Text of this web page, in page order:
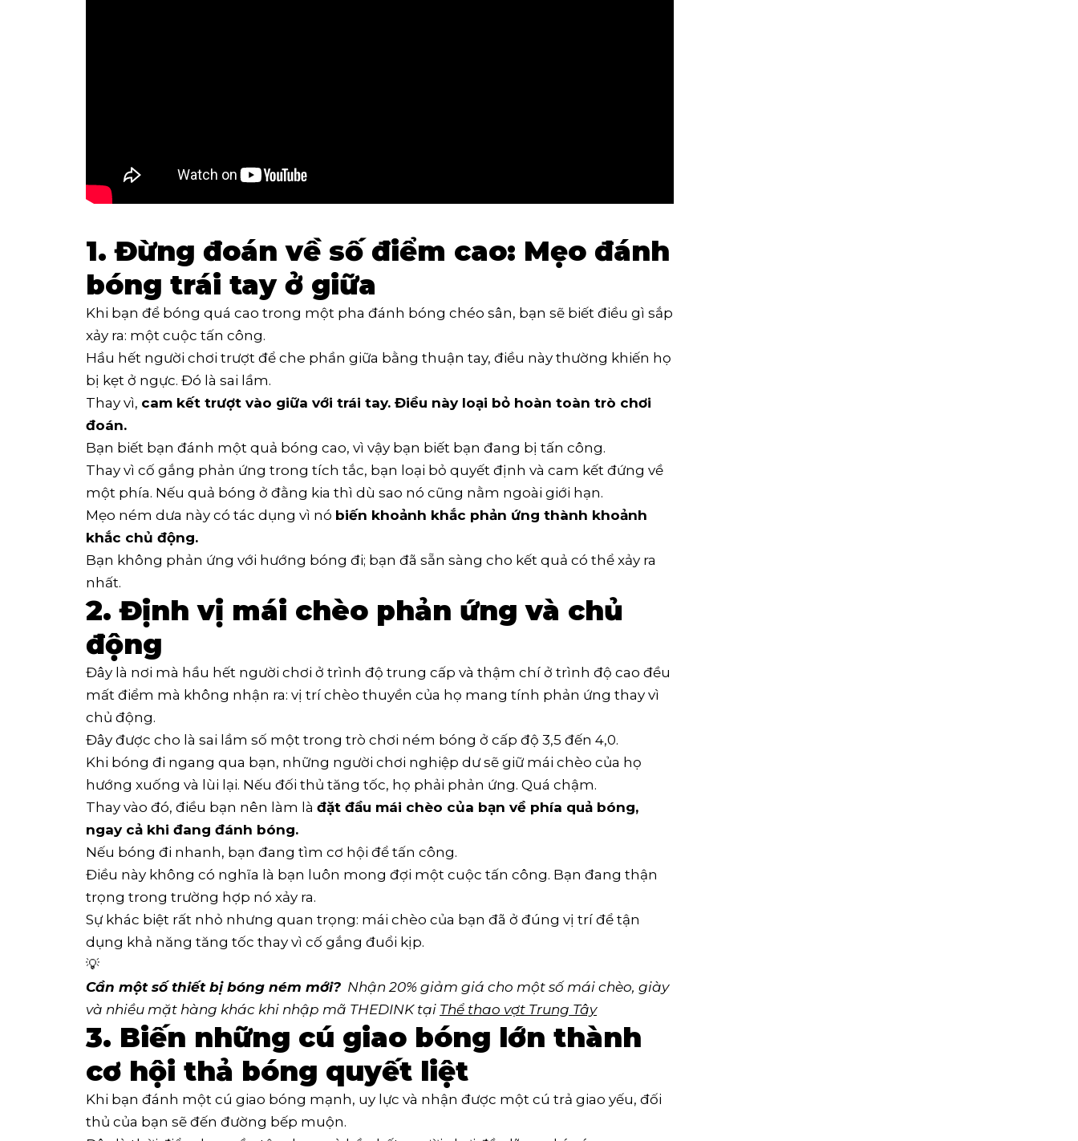
1. Đừng đoán về số điểm cao: Mẹo đánh
bóng trái tay ở giữa
Khi bạn để bóng quá cao trong một pha đánh bóng chéo sân, bạn sẽ biết điều gì sắp
xảy ra: một cuộc tấn công.
Hầu hết người chơi trượt để che phần giữa bằng thuận tay, điều này thường khiến họ
bị kẹt ở ngực. Đó là sai lầm.
Thay vì, cam kết trượt vào giữa với trái tay. Điều này loại bỏ hoàn toàn trò chơi
đoán.
Bạn biết bạn đánh một quả bóng cao, vì vậy bạn biết bạn đang bị tấn công.
Thay vì cố gắng phản ứng trong tích tắc, bạn loại bỏ quyết định và cam kết đứng về
một phía. Nếu quả bóng ở đằng kia thì dù sao nó cũng nằm ngoài giới hạn.
Mẹo ném dưa này có tác dụng vì nó biến khoảnh khắc phản ứng thành khoảnh
khắc chủ động.
Bạn không phản ứng với hướng bóng đi; bạn đã sẵn sàng cho kết quả có thể xảy ra
nhất.
2. Định vị mái chèo phản ứng và chủ
động
Đây là nơi mà hầu hết người chơi ở trình độ trung cấp và thậm chí ở trình độ cao đều
mất điểm mà không nhận ra: vị trí chèo thuyền của họ mang tính phản ứng thay vì
chủ động.
Đây được cho là sai lầm số một trong trò chơi ném bóng ở cấp độ 3,5 đến 4,0.
Khi bóng đi ngang qua bạn, những người chơi nghiệp dư sẽ giữ mái chèo của họ
hướng xuống và lùi lại. Nếu đối thủ tăng tốc, họ phải phản ứng. Quá chậm.
Thay vào đó, điều bạn nên làm là đặt đầu mái chèo của bạn về phía quả bóng,
ngay cả khi đang đánh bóng.
Nếu bóng đi nhanh, bạn đang tìm cơ hội để tấn công.
Điều này không có nghĩa là bạn luôn mong đợi một cuộc tấn công. Bạn đang thận
trọng trong trường hợp nó xảy ra.
Sự khác biệt rất nhỏ nhưng quan trọng: mái chèo của bạn đã ở đúng vị trí để tận
dụng khả năng tăng tốc thay vì cố gắng đuổi kịp.
💡
Cần một số thiết bị bóng ném mới?
  Nhận 20% giảm giá cho một số mái chèo, giày
và nhiều mặt hàng khác khi nhập mã THEDINK tại Thể thao vợt Trung Tây
3. Biến những cú giao bóng lớn thành
cơ hội thả bóng quyết liệt
Khi bạn đánh một cú giao bóng mạnh, uy lực và nhận được một cú trả giao yếu, đối
thủ của bạn sẽ đến đường bếp muộn.